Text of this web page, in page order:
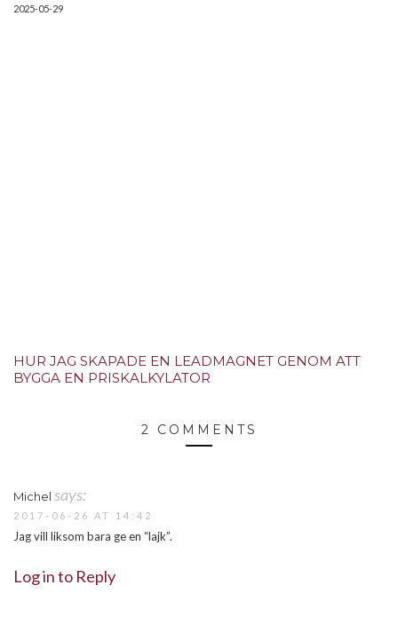
2025-05-29
HUR JAG SKAPADE EN LEADMAGNET GENOM ATT
BYGGA EN PRISKALKYLATOR
2 COMMENTS
Michel says:
2017-06-26 AT 14:42
Jag vill liksom bara ge en “lajk”.
Log in to Reply